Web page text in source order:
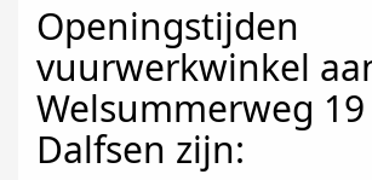
Openingstijden
vuurwerkwinkel
Welsummerweg
Dalfsen zijn: